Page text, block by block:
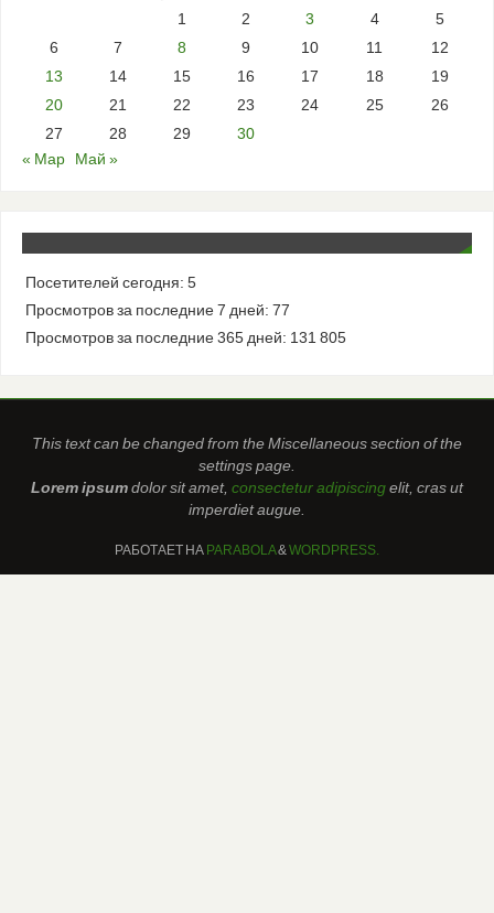
1 2 3 4
5
6
7 8 9 10 11
12
13
14 15 16 17 18
19
20
21 22 23 24 25
26
27
28 29
30
« Мар
Май »
Посетителей сегодня: 5
Просмотров за последние 7 дней: 77
Просмотров за последние 365 дней: 131 805
This text can be changed from the Miscellaneous section of the
settings page.
Lorem ipsumdolor sit amet, consectetur adipiscingelit, cras ut
imperdiet augue.
РАБОТАЕТ НА PARABOLA&WORDPRESS.